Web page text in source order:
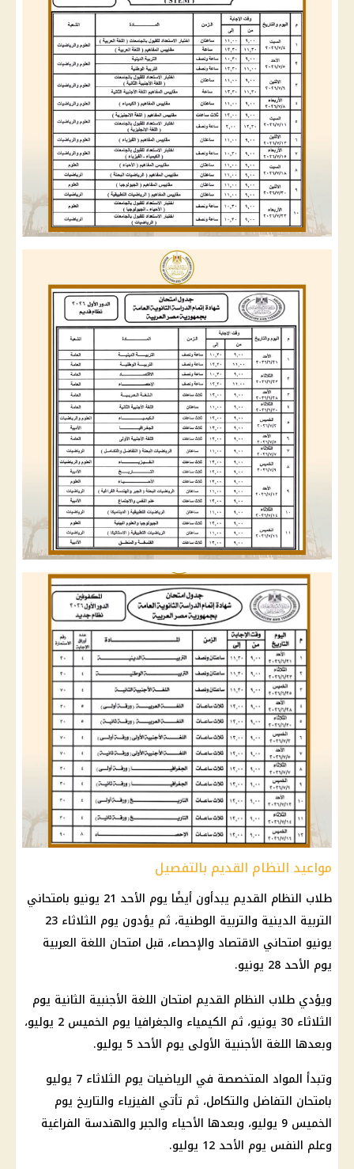
مواعيد النظام القديم بالتفصيل
طلاب النظام القديم يبدأون أيضًا يوم الأحد 21 يونيو بامتحاني
التربية الدينية والتربية الوطنية، ثم يؤدون يوم الثلاثاء 23
يونيو امتحاني الاقتصاد والإحصاء، قبل امتحان اللغة العربية
يوم الأحد 28 يونيو.
ويؤدي طلاب النظام القديم امتحان اللغة الأجنبية الثانية يوم
الثلاثاء 30 يونيو، ثم الكيمياء والجغرافيا يوم الخميس 2 يوليو،
وبعدها اللغة الأجنبية الأولى يوم الأحد 5 يوليو.
وتبدأ المواد المتخصصة في الرياضيات يوم الثلاثاء 7 يوليو
بامتحان التفاضل والتكامل، ثم تأتي الفيزياء والتاريخ يوم
الخميس 9 يوليو، وبعدها الأحياء والجبر والهندسة الفراغية
وعلم النفس يوم الأحد 12 يوليو.